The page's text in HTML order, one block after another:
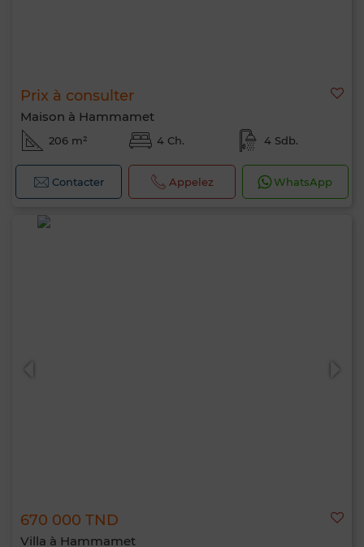
Prix à consulter
Maison à Hammamet
206 m² 4 Ch. 4 Sdb.
Contacter Appelez WhatsApp
670 000 TND
Villa à Hammamet